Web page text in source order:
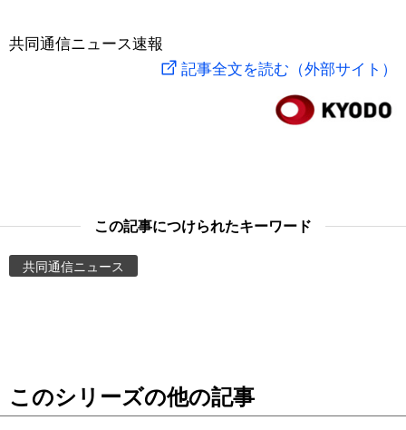
社会
旅と暮らし
東京
暮らし
共同通信ニュース速報
記事全文を読む（外部サイト）
この記事につけられたキーワード
共同通信ニュース
このシリーズの他の記事